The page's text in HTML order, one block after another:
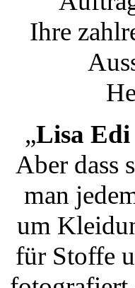
Ihre
„Lisa Edi
Aber dass
man
um
für Stoffe